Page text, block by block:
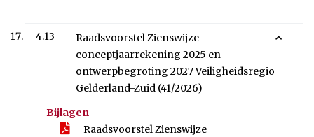
4.13
Raadsvoorstel Zienswijze
conceptjaarrekening 2025 en
ontwerpbegroting 2027 Veiligheidsregio
Gelderland-Zuid (41/2026)
Bijlagen
Raadsvoorstel Zienswijze